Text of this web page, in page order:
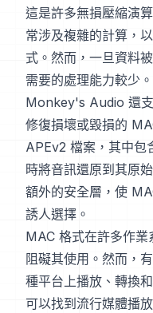
這是許多無損壓縮演
常涉及複雜的計算，
式。然而，一旦資料
需要的處理能力較少。
Monkey's Audio 還
修復損壞或毀損的
APEv2 檔案，其中包
時將音訊還原到其原
額外的安全層，使
誘人選擇。
MAC 格式在許多作
阻礙其使用。然而，
種平台上播放、轉換
可以找到流行媒體播